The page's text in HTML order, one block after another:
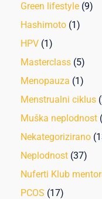
Green lifestyle (9)
Hashimoto (1)
HPV (1)
Masterclass (5)
Menopauza (1)
Menstrualni ciklus
Muška neplodnost
Nekategorizirano
Neplodnost (37)
Nuferti Klub
PCOS (17)